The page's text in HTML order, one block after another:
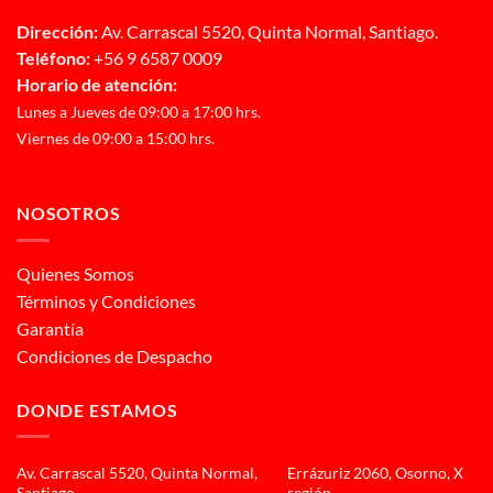
Dirección: Av. Carrascal 5520, Quinta Normal, Santiago.
Teléfono:+56 9 6587 0009
Horario de atención:
Lunes a Jueves de 09:00 a 17:00 hrs.
Viernes de 09:00 a 15:00 hrs.
NOSOTROS
Quienes Somos
Términos y Condiciones
Garantía
Condiciones de Despacho
DONDE ESTAMOS
Av. Carrascal 5520, Quinta Normal,
Errázuriz 2060, Osorno, X